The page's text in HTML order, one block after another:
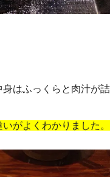
はふっくらと肉汁が詰
がよくわかりました。